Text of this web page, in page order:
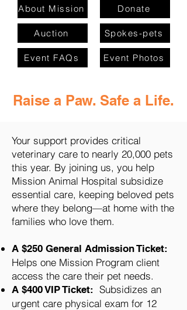
About Mission
Auction
Event FAQs
Donate
Spokes-pets
Event Photos
Raise a Paw. Safe a Life.
Your support provides critical
veterinary care to nearly 20,000 pets
this year. By joining us, you help
Mission Animal Hospital subsidize
essential care, keeping beloved pets
where they belong—at home with the
families who love them.
A $250 General Admission Ticket:
Helps one Mission Program client
access the care their pet needs.
A $400 VIP Ticket: Subsidizes an
urgent care physical exam for 12